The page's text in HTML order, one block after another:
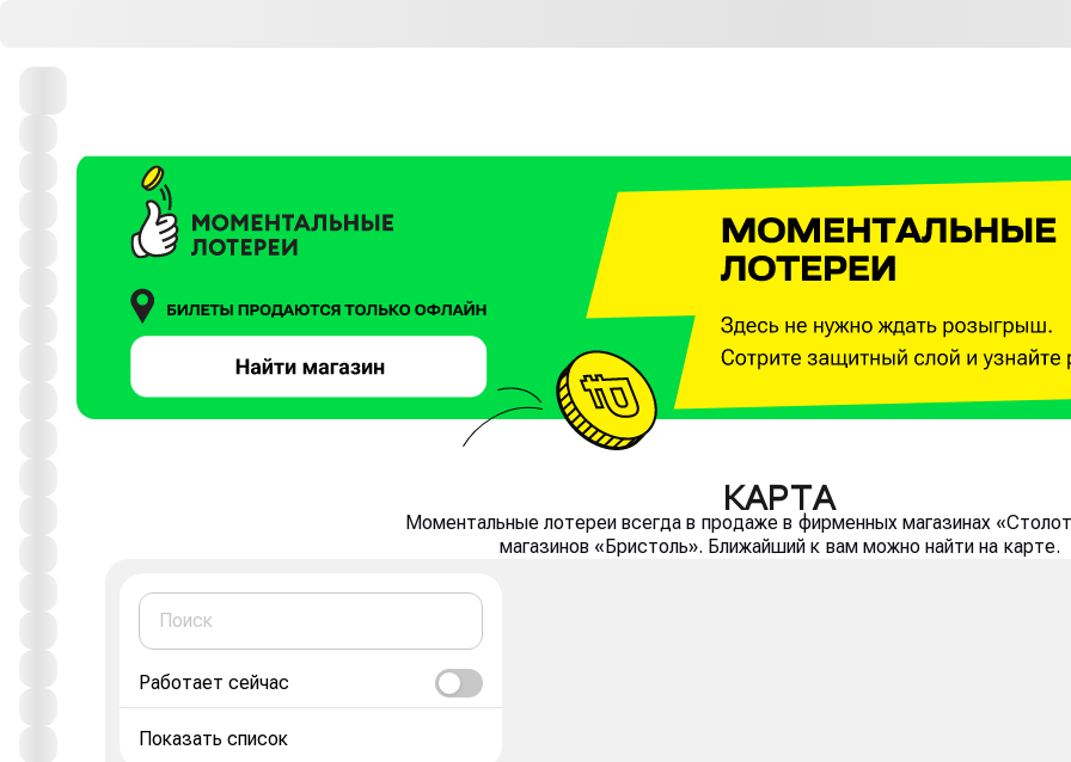
КАРТА
Моментальные лотереи всегда в продаже в фирменных магазинах
магазинов «Бристоль». Ближайший к вам можно найти на карте.
Работает сейчас
Показать список